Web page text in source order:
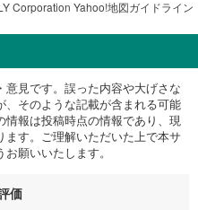
Corporation Yahoo!地図ガイドライン
見です。誤った内容や大げさな
そのような記載が含まれる可能
報は投稿時点の情報であり、現
す。ご理解いただいた上で本サ
願いいたします。
価